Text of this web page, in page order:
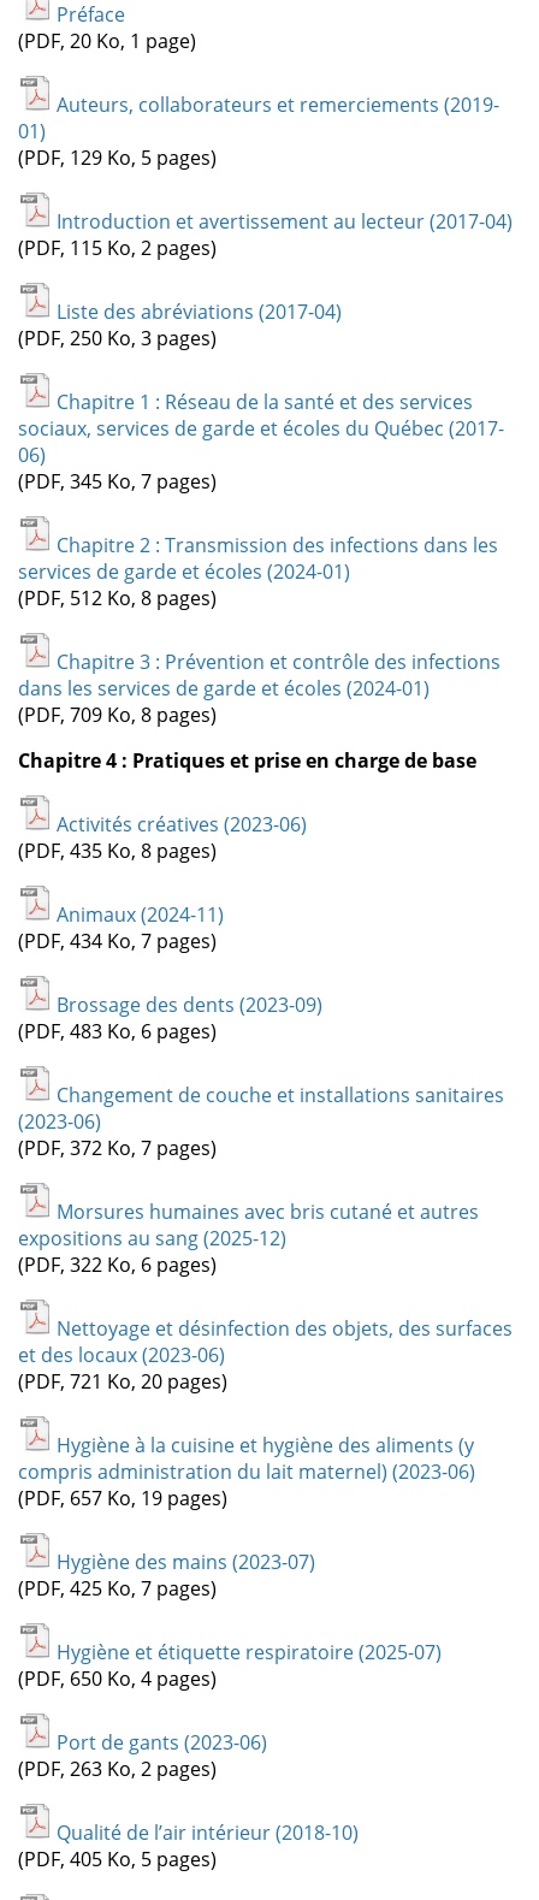
Préface
(PDF, 20 Ko, 1 page)
Auteurs, collaborateurs et remerciements (2019-
01)
(PDF, 129 Ko, 5 pages)
Introduction et avertissement au lecteur (2017-04)
(PDF, 115 Ko, 2 pages)
Liste des abréviations (2017-04)
(PDF, 250 Ko, 3 pages)
Chapitre 1 : Réseau de la santé et des services
sociaux, services de garde et écoles du Québec (2017-
06)
(PDF, 345 Ko, 7 pages)
Chapitre 2 : Transmission des infections dans les
services de garde et écoles (2024-01)
(PDF, 512 Ko, 8 pages)
Chapitre 3 : Prévention et contrôle des infections
dans les services de garde et écoles (2024-01)
(PDF, 709 Ko, 8 pages)
Chapitre 4 : Pratiques et prise en charge de base
Activités créatives (2023-06)
(PDF, 435 Ko, 8 pages)
Animaux (2024-11)
(PDF, 434 Ko, 7 pages)
Brossage des dents (2023-09)
(PDF, 483 Ko, 6 pages)
Changement de couche et installations sanitaires
(2023-06)
(PDF, 372 Ko, 7 pages)
Morsures humaines avec bris cutané et autres
expositions au sang (2025-12)
(PDF, 322 Ko, 6 pages)
Nettoyage et désinfection des objets, des surfaces
et des locaux (2023-06)
(PDF, 721 Ko, 20 pages)
Hygiène à la cuisine et hygiène des aliments (y
compris administration du lait maternel) (2023-06)
(PDF, 657 Ko, 19 pages)
Hygiène des mains (2023-07)
(PDF, 425 Ko, 7 pages)
Hygiène et étiquette respiratoire (2025-07)
(PDF, 650 Ko, 4 pages)
Port de gants (2023-06)
(PDF, 263 Ko, 2 pages)
Qualité de l’air intérieur (2018-10)
(PDF, 405 Ko, 5 pages)